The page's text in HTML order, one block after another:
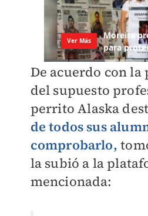
De acuerdo con
del supuesto
perrito Alaska
de todos sus
comprobarlo,
la subió a la
mencionada: